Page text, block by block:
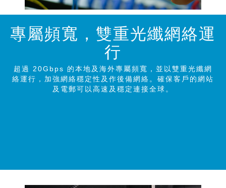
專屬頻寬，雙重光纖網絡運
行
超過 20Gbps 的本地及海外專屬頻寬，並以雙重光纖網
絡運行，加強網絡穩定性及作後備網絡。確保客戶的網站
及電郵可以高速及穩定連接全球。